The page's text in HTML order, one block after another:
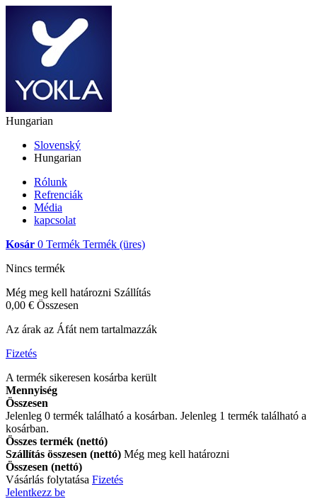
Hungarian
Slovenský
Hungarian
Rólunk
Refrenciák
Média
kapcsolat
Kosár 0 Termék Termék (üres)
Nincs termék
Még meg kell határozni Szállítás
0,00 € Összesen
Az árak az Áfát nem tartalmazzák
Fizetés
A termék sikeresen kosárba került
Mennyiség
Összesen
Jelenleg 0 termék található a kosárban. Jelenleg 1 termék található a
kosárban.
Összes termék (nettó)
Szállítás összesen (nettó) Még meg kell határozni
Összesen (nettó)
Vásárlás folytatása Fizetés
Jelentkezz be